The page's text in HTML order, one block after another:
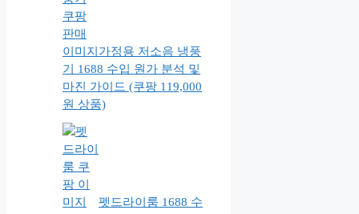
가정용 저소음 냉풍
기 1688 수입 원가 분석 및
마진 가이드 (쿠팡 119,000
원 상품)
펫드라이룸 1688 수